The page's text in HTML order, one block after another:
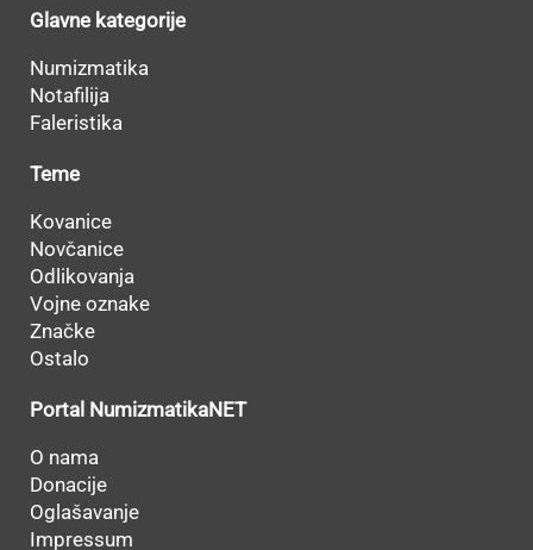
Glavne kategorije
Numizmatika
Notafilija
Faleristika
Teme
Kovanice
Novčanice
Odlikovanja
Vojne oznake
Značke
Ostalo
Portal NumizmatikaNET
O nama
Donacije
Oglašavanje
Impressum